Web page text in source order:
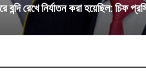
রেখে নির্যাতন করা হয়েছিল: চিফ